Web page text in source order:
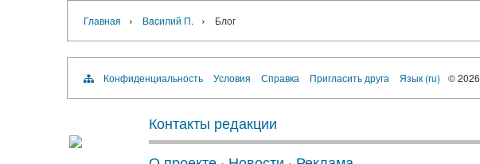
Главная › Вacилий П. › Блог
Конфиденциальность Условия Справка Пригласить друга Язык (ru) © 2026
Контакты редакции